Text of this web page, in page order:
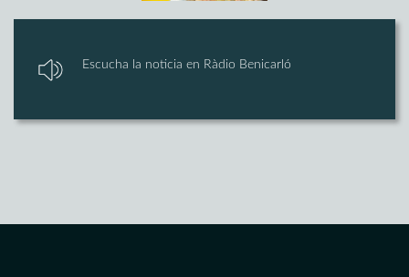
Escucha la noticia en Ràdio Benicarló